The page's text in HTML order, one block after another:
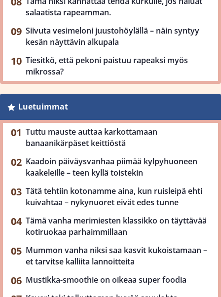
salaatista rapeamman.
Siivuta vesimeloni juustohöylällä – näin syntyy
kesän näyttävin alkupala
Tiesitkö, että pekoni paistuu rapeaksi myös
mikrossa?
Luetuimmat
Tuttu mauste auttaa karkottamaan
banaanikärpäset keittiöstä
Kaadoin päiväysvanhaa piimää kylpyhuoneen
kaakeleille – teen kyllä toistekin
Tätä tehtiin kotonamme aina, kun ruisleipä ehti
kuivahtaa – nykynuoret eivät edes tunne
Tämä vanha merimiesten klassikko on täyttävää
kotiruokaa parhaimmillaan
Mummon vanha niksi saa kasvit kukoistamaan –
et tarvitse kalliita lannoitteita
Mustikka-smoothie on oikeaa super foodia